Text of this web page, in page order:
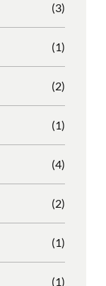
(3)
(1)
(2)
(1)
(4)
(2)
(1)
(1)